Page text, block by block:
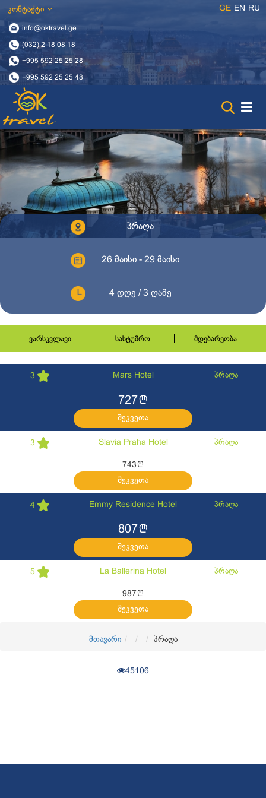
კონტაქტი
info@oktravel.ge
(032) 2 18 08 18
+995 592 25 25 28
+995 592 25 25 48
GE EN RU
პრაღა
26 მაისი - 29 მაისი
4 დღე / 3 ღამე
ვარსკვლავი სასტუმრო მდებარეობა
3 Mars Hotel პრაღა
727l
შეკვეთა
3 Slavia Praha Hotel პრაღა
743 l
შეკვეთა
4 Emmy Residence Hotel პრაღა
807l
შეკვეთა
5 La Ballerina Hotel პრაღა
987 l
შეკვეთა
მთავარი პრაღა
45106